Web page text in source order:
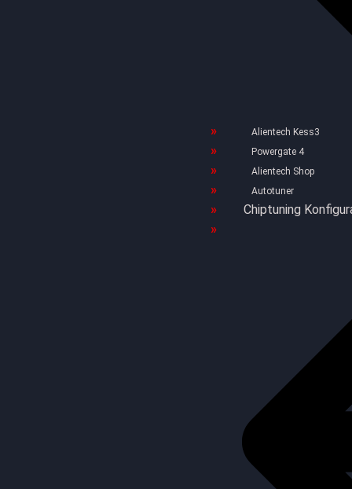
Alientech Kess3
Powergate 4
Alientech Shop
Autotuner
Chiptuning